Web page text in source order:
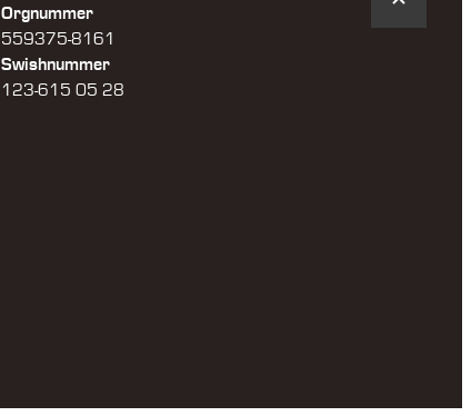
Orgnummer
559375-8161
Swishnummer
123-615 05 28